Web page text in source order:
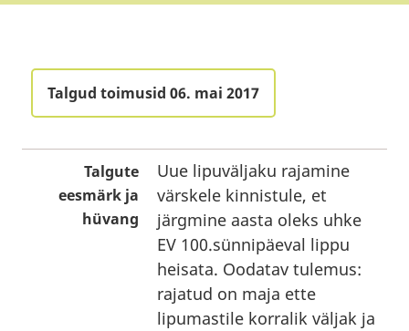
Talgud toimusid 06. mai 2017
Talgute
eesmärk ja
hüvang
Uue lipuväljaku rajamine
värskele kinnistule, et
järgmine aasta oleks uhke
EV 100.sünnipäeval lippu
heisata. Oodatav tulemus:
rajatud on maja ette
lipumastile korralik väljak ja